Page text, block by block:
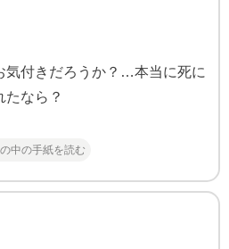
気付きだろうか？…本当に死に
たなら？
中の手紙を読む